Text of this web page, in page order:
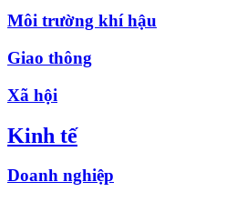
Môi trường khí hậu
Giao thông
Xã hội
Kinh tế
Doanh nghiệp